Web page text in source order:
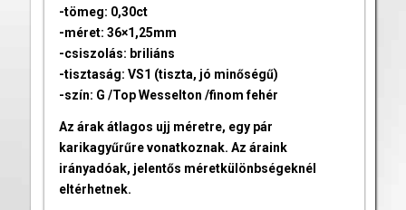
-tömeg: 0,30ct
-méret: 36×1,25mm
-csiszolás: briliáns
-tisztaság: VS1 (tiszta, jó minőségű)
-szín: G /Top Wesselton /finom fehér
Az árak átlagos ujj méretre, egy pár
karikagyűrűre vonatkoznak. Az áraink
irányadóak, jelentős méretkülönbségeknél
eltérhetnek.